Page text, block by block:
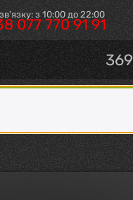
з 10:00 до 22:00
077 770 91 91
369